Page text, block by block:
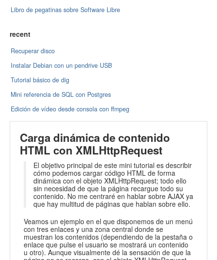
Libro de pegatinas sobre Software Libre
recent
Recuperar disco
Instalar Debian con un pendrive USB
Tutorial básico de dig
Mini referencia de SQL con Postgres
Edición de vídeo desde consola con ffmpeg
Carga dinámica de contenido
HTML con XMLHttpRequest
El objetivo principal de este mini tutorial es describir
cómo podemos cargar código HTML de forma
dinámica con el objeto XMLHttpRequest; todo ello
sin necesidad de que la página recargue todo su
contenido. No me centraré en hablar sobre AJAX ya
que hay multitud de páginas que hablan sobre ello.
Veamos un ejemplo en el que disponemos de un menú
con tres enlaces y una zona central donde se
muestran los contenidos (dependiendo de la pestaña o
enlace que pulse el usuario se mostrará un contenido
u otro). Aunque visualmente dé la sensación de que la